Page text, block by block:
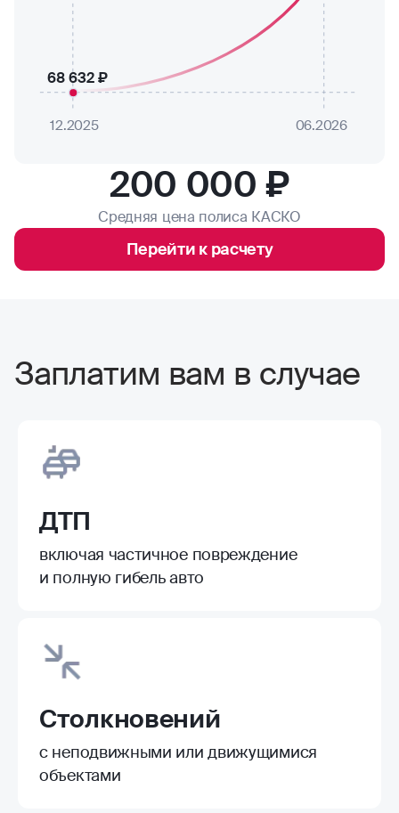
12.2025 06.2026
68 632 ₽
200 000 ₽
Средняя цена полиса КАСКО
Перейти к расчету
Заплатим вам в случае
ДТП
включая частичное повреждение
и полную гибель авто
Столкновений
с неподвижными или движущимися
объектами